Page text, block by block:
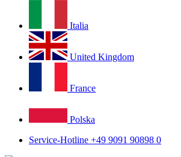
Italia
United Kingdom
France
Polska
Service-Hotline +49 9091 90898 0